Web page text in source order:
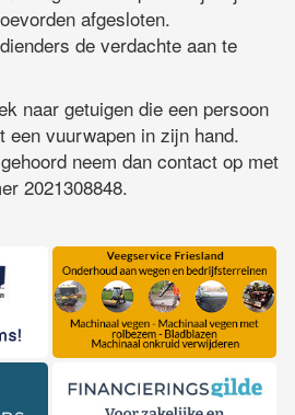
afgesloten.
de verdachte aan te
naar getuigen die een persoon
een vuurwapen in zijn hand.
neem dan contact op met
2021308848.